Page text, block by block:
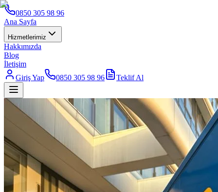
0850 305 98 96
Ana Sayfa
Hizmetlerimiz
Hakkımızda
Blog
İletişim
Giriş Yap
0850 305 98 96 Teklif Al